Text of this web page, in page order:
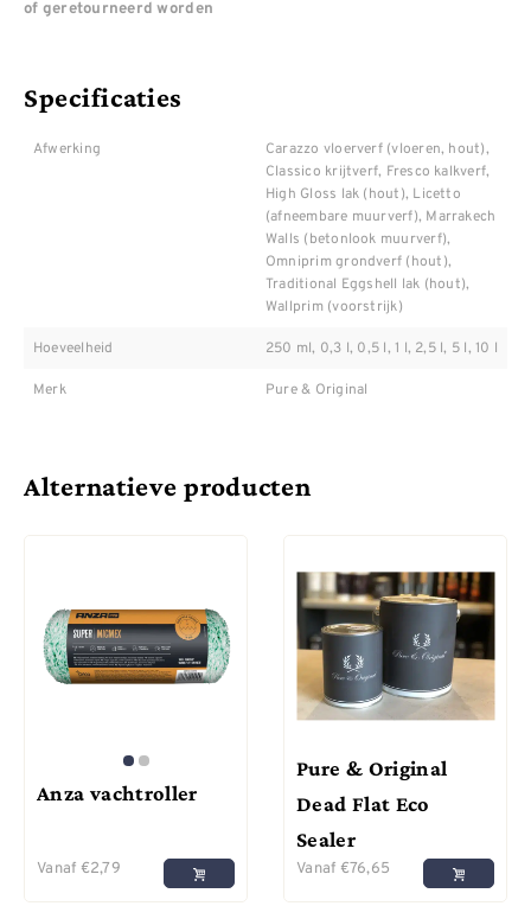
of geretourneerd worden
Specificaties
Afwerking
Carazzo vloerverf (vloeren, hout),
Classico krijtverf, Fresco kalkverf,
High Gloss lak (hout), Licetto
(afneembare muurverf), Marrakech
Walls (betonlook muurverf),
Omniprim grondverf (hout),
Traditional Eggshell lak (hout),
Wallprim (voorstrijk)
Hoeveelheid 250 ml, 0,3 l, 0,5 l, 1 l, 2,5 l, 5 l, 10 l
Merk Pure & Original
Alternatieve producten
Anza vachtroller
Vanaf €2,79
Pure & Original
Dead Flat Eco
Sealer
Vanaf €76,65